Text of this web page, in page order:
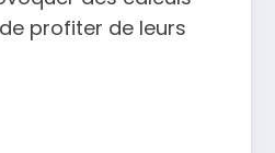
profiter de leurs